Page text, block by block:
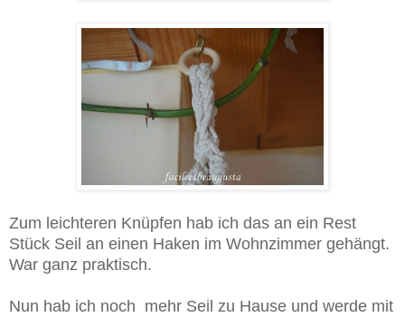
Zum leichteren Knüpfen hab ich das an ein Rest
Stück Seil an einen Haken im Wohnzimmer gehängt.
War ganz praktisch.
Nun hab ich noch mehr Seil zu Hause und werde mit